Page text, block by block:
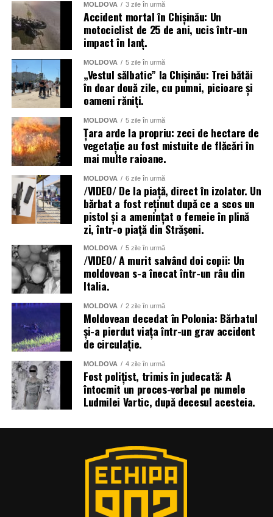
MOLDOVA 3 zile în urmă
Accident mortal în Chișinău: Un
motociclist de 25 de ani, ucis într-un
impact în lanț.
MOLDOVA 5 zile în urmă
„Vestul sălbatic” la Chișinău: Trei bătăi
în doar două zile, cu pumni, picioare și
oameni răniți.
MOLDOVA 5 zile în urmă
Țara arde la propriu: zeci de hectare de
vegetație au fost mistuite de flăcări în
mai multe raioane.
MOLDOVA 6 zile în urmă
/VIDEO/ De la piață, direct în izolator. Un
bărbat a fost reținut după ce a scos un
pistol și a amenințat o femeie în plină
zi, într-o piață din Strășeni.
MOLDOVA 5 zile în urmă
/VIDEO/ A murit salvând doi copii: Un
moldovean s-a înecat într-un râu din
Italia.
MOLDOVA 2 zile în urmă
Moldovean decedat în Polonia: Bărbatul
și-a pierdut viața într-un grav accident
de circulație.
MOLDOVA 4 zile în urmă
Fost polițist, trimis în judecată: A
întocmit un proces-verbal pe numele
Ludmilei Vartic, după decesul acesteia.